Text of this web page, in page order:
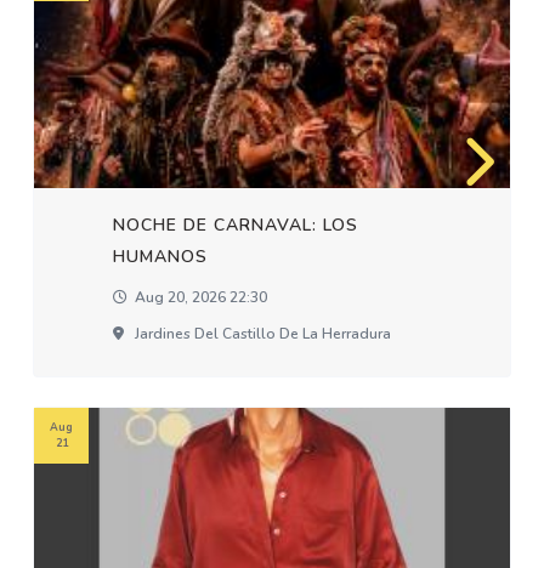
NOCHE DE CARNAVAL: LOS
HUMANOS
Aug 20, 2026 22:30
Jardines Del Castillo De La Herradura
Aug
21